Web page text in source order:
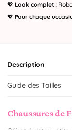
💖 Look complet :
💖 Pour chaque
Description
Guide des Tailles
Chaussures de